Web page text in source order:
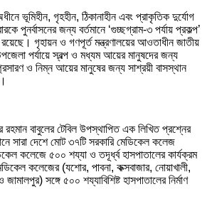
ভূমিহীন, গৃহহীন, ঠিকানাহীন এবং প্রাকৃতিক দুর্যোগ
পুনর্বাসনের জন্য বর্তমানে ‘গুচ্ছগ্রাম-৩ পর্যায় প্রকল্প’
রয়েছে। গৃহায়ন ও গণপূর্ত মন্ত্রণালয়ের আওতাধীন জাতীয়
পর্যায়ে স্বল্প ও মধ্যম আয়ের মানুষদের জন্য
ও নিম্ন আয়ের মানুষের জন্য সাশ্রয়ী বাসস্থান
বাবুলের টেবিল উপস্থাপিত এক লিখিত প্রশ্নের
সারা দেশে মোট ৩৭টি সরকারি মেডিকেল কলেজ
কলেজে ৫০০ শয্যা ও তদূর্ধ্ব হাসপাতালের কার্যক্রম
কলেজের (যশোর, পাবনা, কক্সবাজার, নোয়াখালী,
জামালপুর) সঙ্গে ৫০০ শয্যাবিশিষ্ট হাসপাতালের নির্মাণ